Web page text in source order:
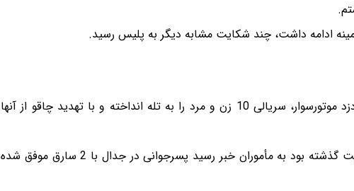
ادامه داشت، چند شکایت مشابه دیگر به پلیس رسید.
شیوه مشابه دزدان نشان می‌داد 2 دزد موتورسوار، سریالی 10 زن و مرد را به تله انداخته و با تهدید چاقو از آنها
در حالی که 2 سال از نخستین شکایت گذشته بود به مأموران خبر رسید پسرجوانی در جدال با 2 سارق موفق شده